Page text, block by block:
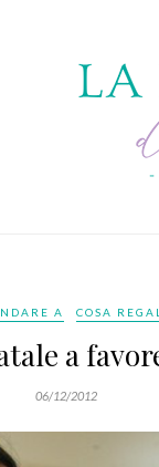
A COSA
a
06/12/2012